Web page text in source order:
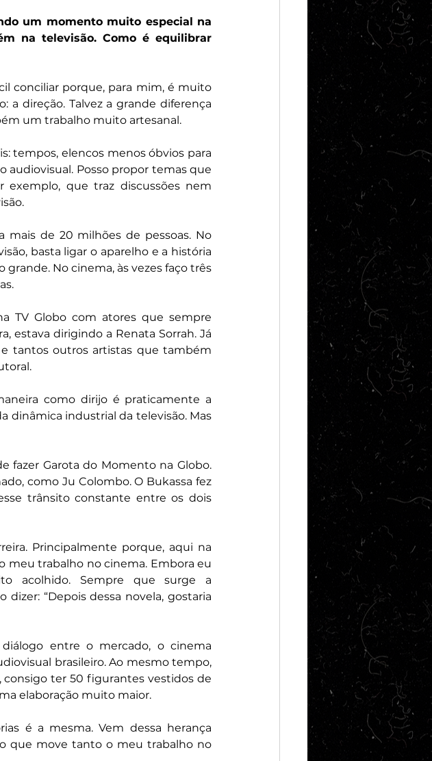
um momento muito especial na
na televisão. Como é equilibrar
conciliar porque, para mim, é muito
a direção. Talvez a grande diferença
um trabalho muito artesanal.
tempos, elencos menos óbvios para
audiovisual. Posso propor temas que
exemplo, que traz discussões nem
mais de 20 milhões de pessoas. No
basta ligar o aparelho e a história
No cinema, às vezes faço três
TV Globo com atores que sempre
estava dirigindo a Renata Sorrah. Já
e tantos outros artistas que também
como dirijo é praticamente a
dinâmica industrial da televisão. Mas
fazer Garota do Momento na Globo.
como Ju Colombo. O Bukassa fez
trânsito constante entre os dois
Principalmente porque, aqui na
meu trabalho no cinema. Embora eu
acolhido. Sempre que surge a
“Depois dessa novela, gostaria
entre o mercado, o cinema
brasileiro. Ao mesmo tempo,
ter 50 figurantes vestidos de
elaboração muito maior.
é a mesma. Vem dessa herança
que move tanto o meu trabalho no